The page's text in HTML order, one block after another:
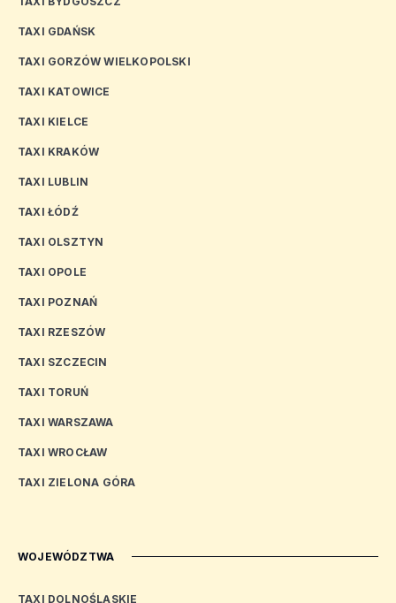
TAXI GDAŃSK
TAXI GORZÓW WIELKOPOLSKI
TAXI KATOWICE
TAXI KIELCE
TAXI KRAKÓW
TAXI LUBLIN
TAXI ŁÓDŹ
TAXI OLSZTYN
TAXI OPOLE
TAXI POZNAŃ
TAXI RZESZÓW
TAXI SZCZECIN
TAXI TORUŃ
TAXI WARSZAWA
TAXI WROCŁAW
TAXI ZIELONA GÓRA
WOJEWÓDZTWA
TAXI DOLNOŚLĄSKIE